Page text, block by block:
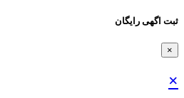
ثبت اگهی رایگان
×
×